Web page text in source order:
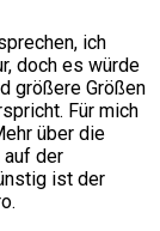
ich
doch es würde
größere Größen
Für mich
über die
auf der
ist der